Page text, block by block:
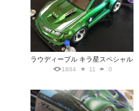
ラウディーブル キラ星スペシャル
1884 11 0